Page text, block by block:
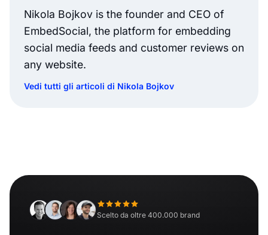
Nikola Bojkov is the founder and CEO of
EmbedSocial, the platform for embedding
social media feeds and customer reviews on
any website.
Vedi tutti gli articoli di Nikola Bojkov
Scelto da oltre 400.000 brand